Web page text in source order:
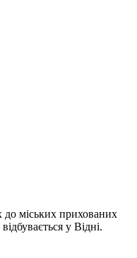
до міських прихованих
у Відні.